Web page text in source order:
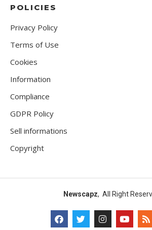
POLICIES
Privacy Policy
Terms of Use
Cookies
Information
Compliance
GDPR Policy
Sell informations
Copyright
Newscapz, All Right